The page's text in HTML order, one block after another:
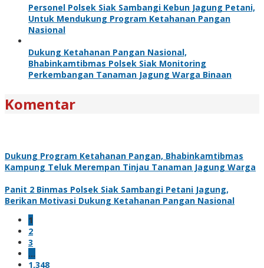
Personel Polsek Siak Sambangi Kebun Jagung Petani,
Untuk Mendukung Program Ketahanan Pangan
Nasional
Dukung Ketahanan Pangan Nasional,
Bhabinkamtibmas Polsek Siak Monitoring
Perkembangan Tanaman Jagung Warga Binaan
Komentar
Dukung Program Ketahanan Pangan, Bhabinkamtibmas
Kampung Teluk Merempan Tinjau Tanaman Jagung Warga
Panit 2 Binmas Polsek Siak Sambangi Petani Jagung,
Berikan Motivasi Dukung Ketahanan Pangan Nasional
1
2
3
…
1,348